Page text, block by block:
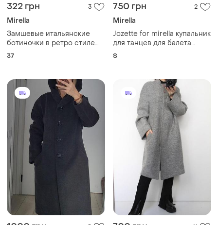
322 грн 3
Mirella
Замшевые итальянские
ботиночки в ретро стиле
бренда mirella, р. 37
37
750 грн 2
Mirella
Jozette for mirella купальник
для танцев для балета
леотард черный
S